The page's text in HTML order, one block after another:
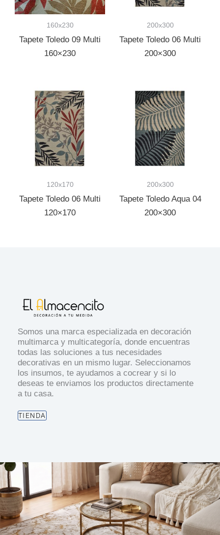
160x230
Tapete Toledo 09 Multi
160×230
200x300
Tapete Toledo 06 Multi
200×300
120x170
Tapete Toledo 06 Multi
120×170
200x300
Tapete Toledo Aqua 04
200×300
Somos una marca especializada en decoración
multimarca y multicategoría, donde encuentras
todas las soluciones a tus necesidades
decorativas en un mismo lugar. Seleccionamos
los insumos, te ayudamos a cocrear y si lo
deseas te enviamos los productos directamente
a tu casa.
TIENDA